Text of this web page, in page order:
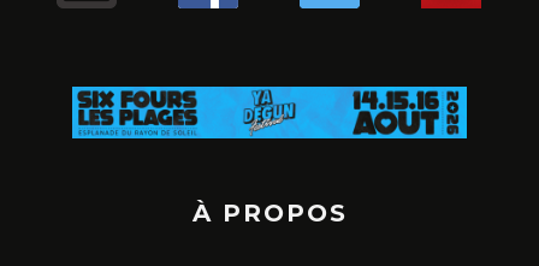
À PROPOS